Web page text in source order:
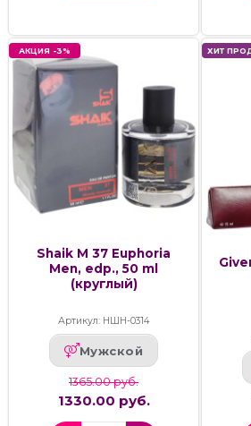
АКЦИЯ -3%
Shaik M 37 Euphoria
Men, edp., 50 ml
(круглый)
Артикул: НШН-0314
Мужской
1365.00 руб.
1330.00 руб.
ХИТ